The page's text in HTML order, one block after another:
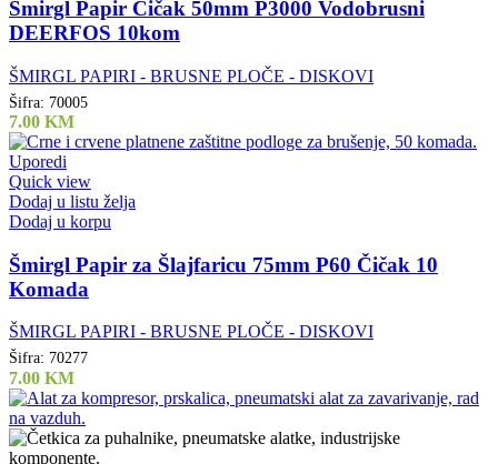
Smirgl Papir Čičak 50mm P3000 Vodobrusni
DEERFOS 10kom
ŠMIRGL PAPIRI - BRUSNE PLOČE - DISKOVI
Šifra: 70005
7.00 KM
Uporedi
Quick view
Dodaj u listu želja
Dodaj u korpu
Šmirgl Papir za Šlajfaricu 75mm P60 Čičak 10
Komada
ŠMIRGL PAPIRI - BRUSNE PLOČE - DISKOVI
Šifra: 70277
7.00 KM